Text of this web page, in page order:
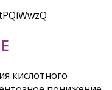
кислотного